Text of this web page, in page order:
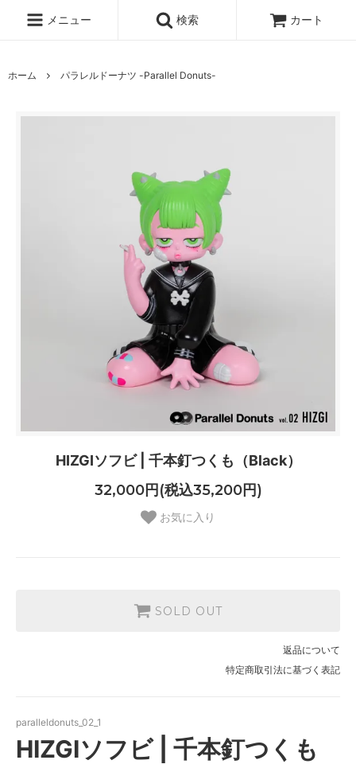
メニュー 検索 カート
ホーム パラレルドーナツ -Parallel Donuts-
HIZGIソフビ | 千本釘つくも（Black）
32,000円(税込35,200円)
お気に入り
SOLD OUT
返品について
特定商取引法に基づく表記
paralleldonuts_02_1
HIZGIソフビ | 千本釘つくも